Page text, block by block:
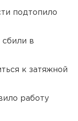
подтопило
сбили в
к затяжной
работу